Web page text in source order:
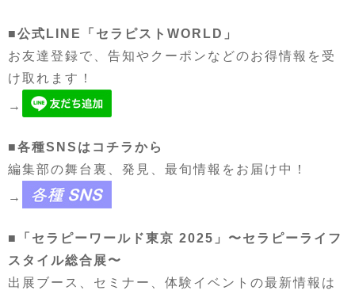
■公式LINE「セラピストWORLD」
お友達登録で、告知やクーポンなどのお得情報を受
け取れます！
→
■各種SNSはコチラから
編集部の舞台裏、発見、最旬情報をお届け中！
→
■「セラピーワールド東京 2025」〜セラピーライフ
スタイル総合展〜
出展ブース、セミナー、体験イベントの最新情報は